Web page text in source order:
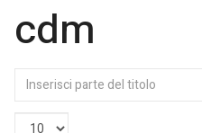
cdm
Inserisci
del
Visualizza